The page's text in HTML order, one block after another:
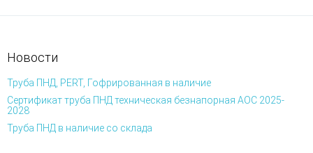
Новости
Труба ПНД, PERT, Гофрированная в наличие
Сертификат труба ПНД техническая безнапорная АОС 2025-
2028
Труба ПНД в наличие со склада